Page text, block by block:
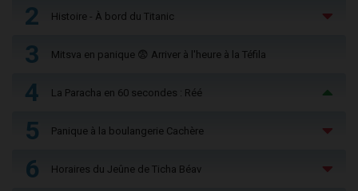
2 Histoire - À bord du Titanic
3 Mitsva en panique 😨 Arriver à l'heure à la Téfila
4 La Paracha en 60 secondes : Réé
5 Panique à la boulangerie Cachère
6 Horaires du Jeûne de Ticha Béav